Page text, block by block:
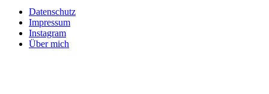
Datenschutz
Impressum
Instagram
Über mich